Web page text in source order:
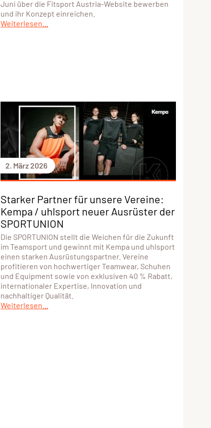
Juni über die Fitsport Austria-Website bewerben
und ihr Konzept einreichen.
Weiterlesen...
2. März 2026
Starker Partner für unsere Vereine:
Kempa / uhlsport neuer Ausrüster der
SPORTUNION
Die SPORTUNION stellt die Weichen für die Zukunft
im Teamsport und gewinnt mit Kempa und uhlsport
einen starken Ausrüstungspartner. Vereine
profitieren von hochwertiger Teamwear, Schuhen
und Equipment sowie von exklusiven 40 % Rabatt,
internationaler Expertise, Innovation und
nachhaltiger Qualität.
Weiterlesen...